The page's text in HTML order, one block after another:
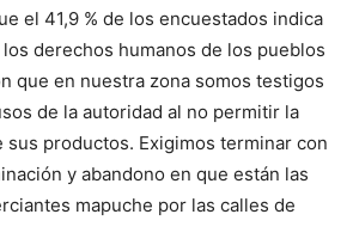
el 41,9 % de los encuestados indica
derechos humanos de los pueblos
que en nuestra zona somos testigos
de la autoridad al no permitir la
sus productos. Exigimos terminar con
y abandono en que están las
mapuche por las calles de